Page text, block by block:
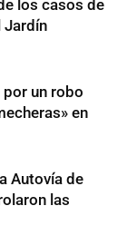
los casos de
Jardín
un robo
en
Autovía de
las